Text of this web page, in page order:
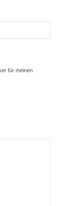
für meinen